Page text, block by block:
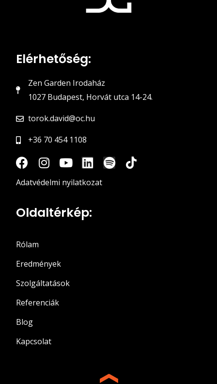
Elérhetőség:
Zen Garden Irodaház
1027 Budapest, Horvát utca 14-24.
torok.david@oc.hu
+36 70 454 1108
Adatvédelmi nyilatkozat
Oldaltérkép:
Rólam
Eredmények
Szolgáltatások
Referenciák
Blog
Kapcsolat